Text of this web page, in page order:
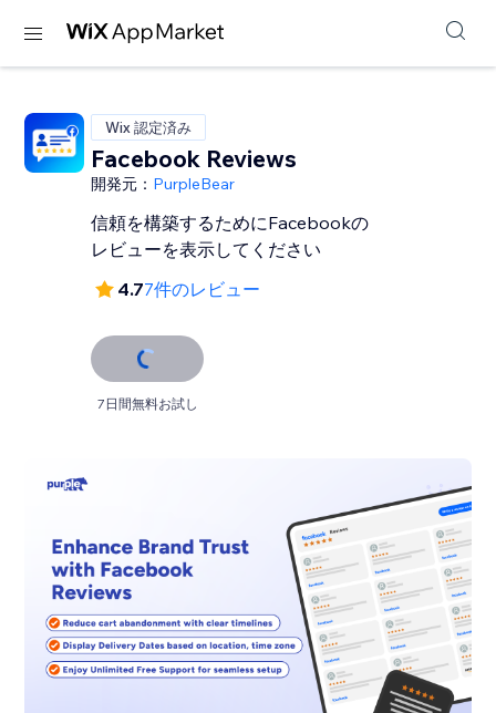
Wix 認定済み
Facebook Reviews
開発元： PurpleBear
信頼を構築するためにFacebookの
レビューを表示してください
4.77件のレビュー
7日間無料お試し